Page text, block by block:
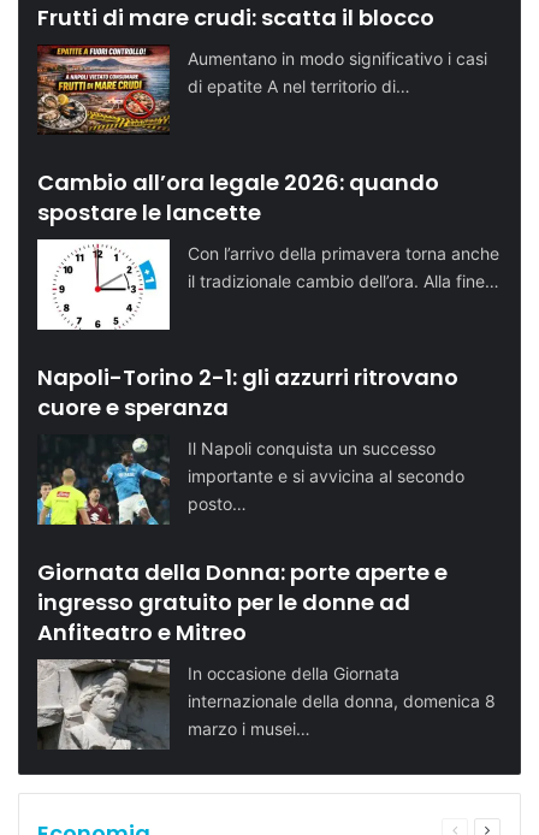
Frutti di mare crudi: scatta il blocco
Aumentano in modo significativo i casi
di epatite A nel territorio di…
Cambio all’ora legale 2026: quando
spostare le lancette
Con l’arrivo della primavera torna anche
il tradizionale cambio dell’ora. Alla fine…
Napoli-Torino 2-1: gli azzurri ritrovano
cuore e speranza
Il Napoli conquista un successo
importante e si avvicina al secondo
posto…
Giornata della Donna: porte aperte e
ingresso gratuito per le donne ad
Anfiteatro e Mitreo
In occasione della Giornata
internazionale della donna, domenica 8
marzo i musei…
Pagina